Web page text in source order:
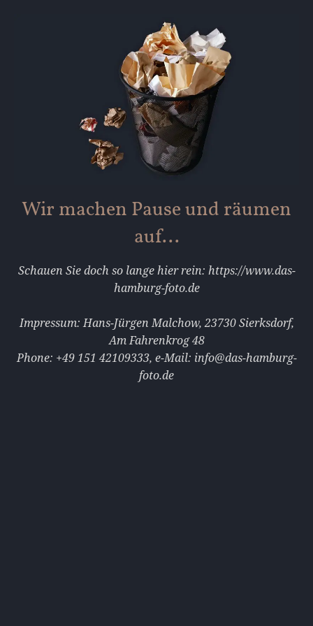
Wir machen Pause und räumen
auf...
Schauen Sie doch so lange hier rein: https://www.das-
hamburg-foto.de
Impressum: Hans-Jürgen Malchow, 23730 Sierksdorf,
Am Fahrenkrog 48
Phone: +49 151 42109333‭‭‬‬, e-Mail: info@das-hamburg-
foto.de